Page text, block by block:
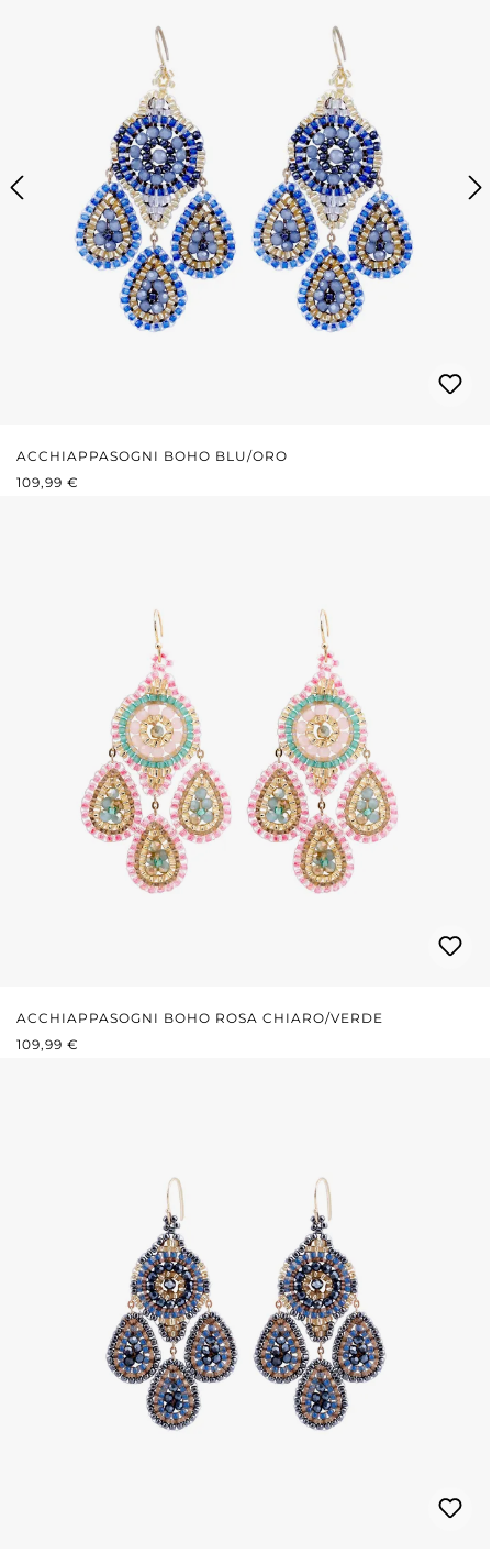
ACCHIAPPASOGNI BOHO BLU/ORO
PREZZO NORMALE:
109,99 €
ACCHIAPPASOGNI BOHO ROSA CHIARO/VERDE
PREZZO NORMALE:
109,99 €